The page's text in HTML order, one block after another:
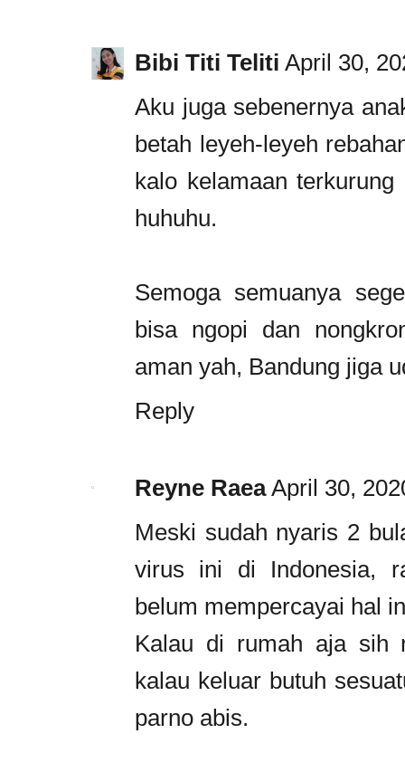
Bibi Titi Teliti April 30,
Aku juga sebenernya
betah leyeh-leyeh
kalo kelamaan
huhuhu.
Semoga semuanya
bisa ngopi dan
aman yah, Bandung jiga
Reply
Reyne Raea April 30,
Meski sudah nyaris 2
virus ini di Indonesia,
belum mempercayai hal
Kalau di rumah aja sih
kalau keluar butuh
parno abis.